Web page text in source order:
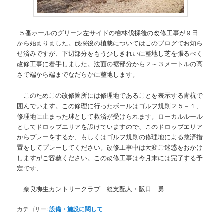
５番ホールのグリーン左サイドの檜林伐採後の改修工事が９日
から始まりました。伐採後の植栽についてはこのブログでお知ら
せ済みですが、下辺部分をもう少しきれいに整地し芝を張るべく
改修工事に着手しました。法面の裾部分から２～３メートルの高
さで端から端までなだらかに整地します。
このためこの改修箇所には修理地であることを表示する青杭で
囲んでいます。この修理に行ったボールはゴルフ規則２５－１、
修理地に止まった球として救済が受けられます。ローカルルール
としてドロップエリアを設けていますので、このドロップエリア
からプレーをするか、もしくはゴルフ規則の修理地による救済措
置をしてプレーしてください。改修工事中は大変ご迷惑をおかけ
しますがご容赦ください。この改修工事は今月末には完了する予
定です。
奈良柳生カントリークラブ 総支配人・阪口 勇
カテゴリー:設備・施設に関して